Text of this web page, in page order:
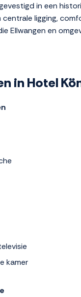
in een
ligging,
Ellwangen en
in Hotel
kamer